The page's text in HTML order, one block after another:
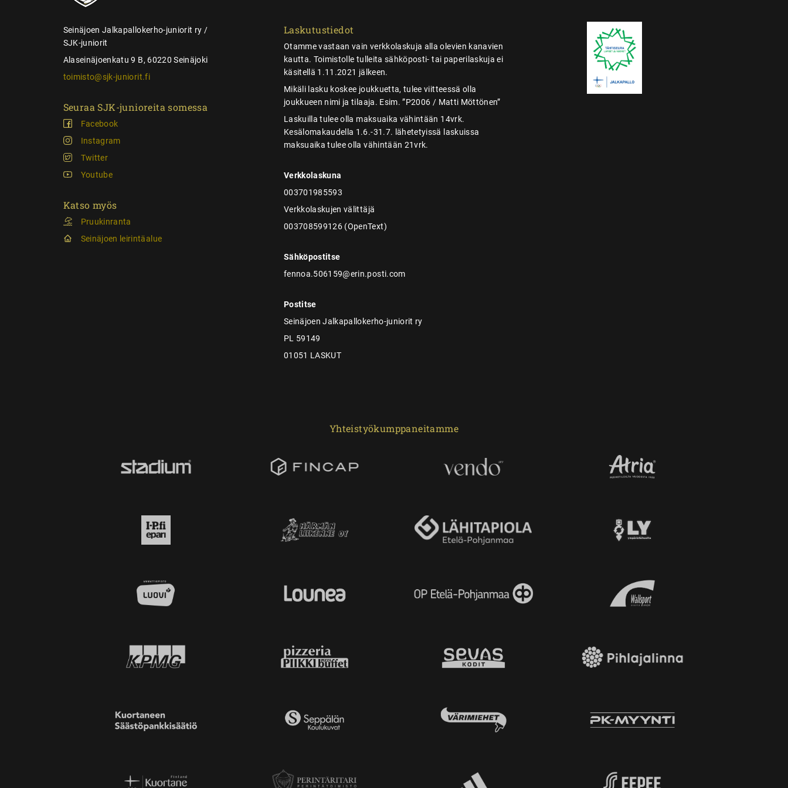
Seinäjoen Jalkapallokerho-juniorit ry /
SJK-juniorit
Alaseinäjoenkatu 9 B, 60220 Seinäjoki
toimisto@sjk-juniorit.fi
Seuraa SJK-junioreita somessa
Facebook
Instagram
Twitter
Youtube
Katso myös
Pruukinranta
Seinäjoen leirintäalue
Laskutustiedot
Otamme vastaan vain verkkolaskuja alla olevien kanavien
kautta. Toimistolle tulleita sähköposti- tai paperilaskuja ei
käsitellä 1.11.2021 jälkeen.
Mikäli lasku koskee joukkuetta, tulee viitteessä olla
joukkueen nimi ja tilaaja. Esim. ”P2006 / Matti Möttönen”
Laskuilla tulee olla maksuaika vähintään 14vrk.
Kesälomakaudella 1.6.-31.7. lähetetyissä laskuissa
maksuaika tulee olla vähintään 21vrk.
Verkkolaskuna
003701985593
Verkkolaskujen välittäjä
003708599126 (OpenText)
Sähköpostitse
fennoa.506159@erin.posti.com
Postitse
Seinäjoen Jalkapallokerho-juniorit ry
PL 59149
01051 LASKUT
Yhteistyökumppaneitamme